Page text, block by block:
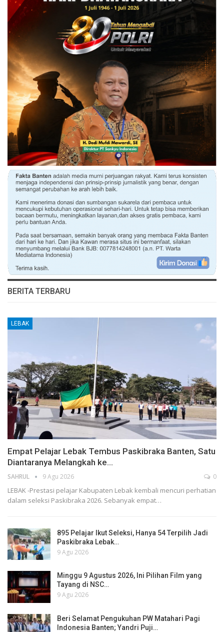
BERITA TERBARU
LEBAK
Empat Pelajar Lebak Tembus Paskibraka Banten, Satu
Diantaranya Melangkah ke…
SAHRUL 9 Agu 2026 0
LEBAK -Prestasi pelajar Kabupaten Lebak kembali mencuri perhatian
dalam seleksi Paskibraka 2026. Sebanyak empat…
895 Pelajar Ikut Seleksi, Hanya 54 Terpilih Jadi
Paskibraka Lebak…
9 Agu 2026
Minggu 9 Agustus 2026, Ini Pilihan Film yang
Tayang di NSC…
9 Agu 2026
Beri Selamat Pengukuhan PW Matahari Pagi
Indonesia Banten; Yandri Puji…